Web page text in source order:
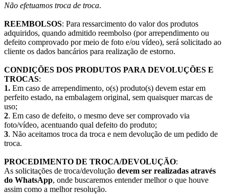
Não efetuamos troca de troca.
REEMBOLSOS: Para ressarcimento do valor dos produtos
adquiridos, quando admitido reembolso (por arrependimento ou
defeito comprovado por meio de foto e/ou vídeo), será solicitado ao
cliente os dados bancários para realização de estorno.
CONDIÇÕES DOS PRODUTOS PARA DEVOLUÇÕES E
TROCAS:
1. Em caso de arrependimento, o(s) produto(s) devem estar em
perfeito estado, na embalagem original, sem quaisquer marcas de
uso;
2. Em caso de defeito, o mesmo deve ser comprovado via
foto/vídeo, acentuando qual defeito do produto;
3. Não aceitamos troca da troca e nem devolução de um pedido de
troca.
PROCEDIMENTO DE TROCA/DEVOLUÇÃO:
As solicitações de troca/devolução devem ser realizadas através
do WhatsApp, onde buscaremos entender melhor o que houve
assim como a melhor resolução.